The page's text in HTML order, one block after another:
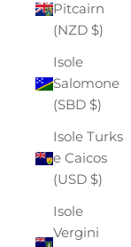
Pitcairn
(NZD $)
Isole
Salomone
(SBD $)
Isole Turks
e Caicos
(USD $)
Isole
Vergini